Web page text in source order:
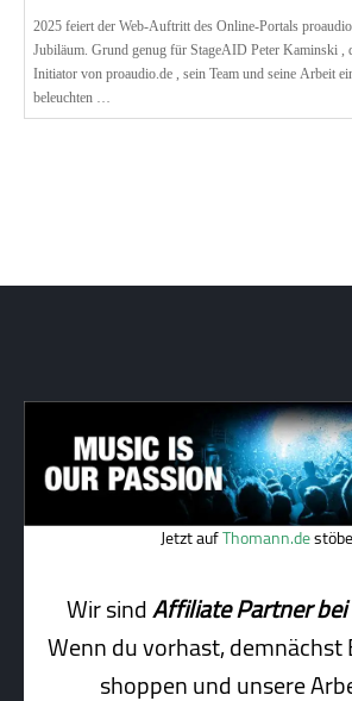
2025 feiert der Web-Auftritt des Online-Portals proaudio.de sein
Jubiläum. Grund genug für StageAID Peter Kaminski ,
Initiator von proaudio.de , sein Team und seine Arbeit
beleuchten …
Jetzt aufThomann.de
Wir sindAffiliate Partner bei
Wenn du vorhast,
shoppen und unsere